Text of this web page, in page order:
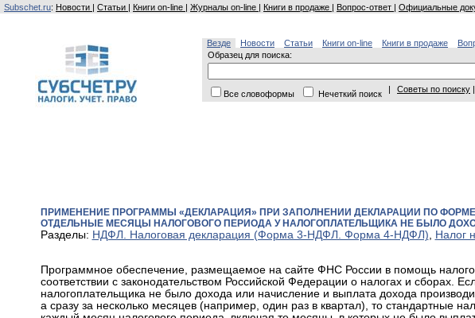
Subschet.ru: Новости | Статьи | Книги on-line | Журналы on-line | Книги в продаже | Вопрос-ответ | Официальные
Везде Новости Статьи Книги on-line Книги в продаже
Образец для поиска:
Все словоформы Нечеткий поиск | Советы по поиску |
ПРИМЕНЕНИЕ ПРОГРАММЫ «ДЕКЛАРАЦИЯ» ПРИ ЗАПОЛНЕНИИ ДЕКЛАРАЦИИ ПО
ОТДЕЛЬНЫЕ МЕСЯЦЫ НАЛОГОВОГО ПЕРИОДА У НАЛОГОПЛАТЕЛЬЩИКА НЕ БЫЛО
Разделы: НДФЛ. Налоговая декларация (Форма 3-НДФЛ. Форма 4-НДФЛ), Налог
Программное обеспечение, размещаемое на сайте ФНС России в помощь
соответствии с законодательством Российской Федерации о налогах и сборах.
налогоплательщика не было дохода или начисление и выплата дохода
а сразу за несколько месяцев (например, один раз в квартал), то стандартные